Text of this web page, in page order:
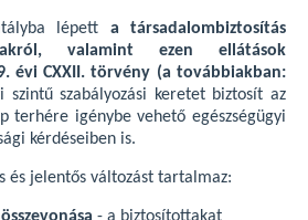
lépett a társadalombiztosítás
valamint ezen ellátások
évi CXXII. törvény (a továbbiakban:
szintű szabályozási keretet biztosít az
terhére igénybe vehető egészségügyi
kérdéseiben is.
és jelentős változást tartalmaz: